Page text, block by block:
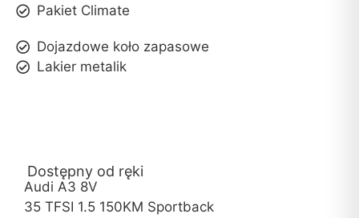
Pakiet Climate
Dojazdowe koło zapasowe
Lakier metalik
Dostępny od ręki
Audi A3 8V
35 TFSI 1.5 150KM Sportback